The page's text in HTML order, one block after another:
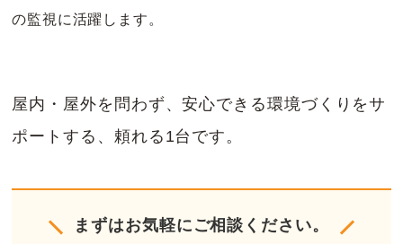
の監視に活躍します。
屋内・屋外を問わず、安心できる環境づくりをサ
ポートする、頼れる1台です。
まずはお気軽にご相談ください。